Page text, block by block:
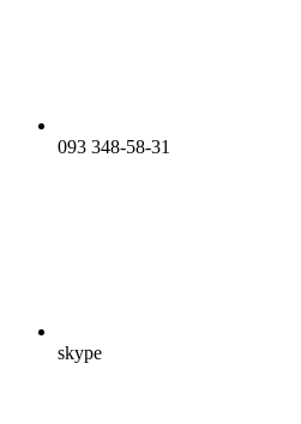
093 348-58-31
skype